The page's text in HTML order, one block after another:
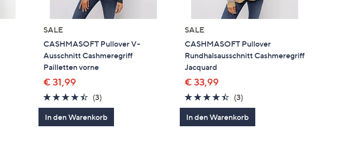
SALE
CASHMASOFT Pullover V-
Ausschnitt Cashmeregriff
Pailletten vorne
€ 31,99
4.3
von
5
(3)
Bewertungen
In den Warenkorb
SALE
CASHMASOFT Pullover
Rundhalsausschnitt Cashmeregriff
Jacquard
€ 33,99
4.3
von
5
(3)
Bewertungen
In den Warenkorb